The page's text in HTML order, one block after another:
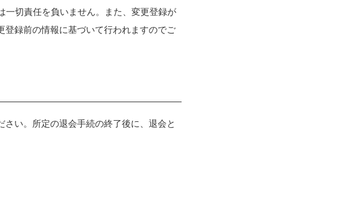
切責任を負いません。また、変更登録が
録前の情報に基づいて行われますのでご
い。所定の退会手続の終了後に、退会と